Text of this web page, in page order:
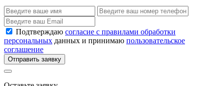
Подтверждаю согласие с правилами обработки
персональных данных и принимаю пользовательское
соглашение
Отправить заявку